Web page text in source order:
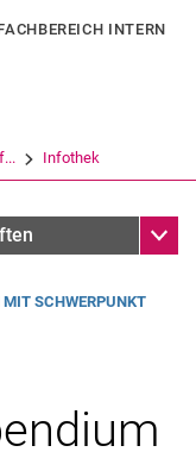
direkt zu: Inhalt
direkt zu: Suche
direkt zu:
Link in einem
INTERN
Infothek
SCHWERPUNKT